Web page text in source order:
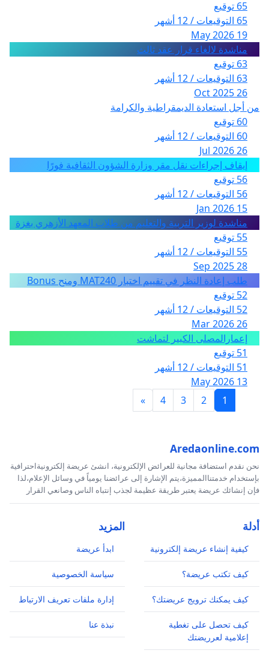
65 توقيع
65 التوقيعات / 12 أشهر
19 May 2026
مناشدة لالغاء قرار عقد ثالث
63 توقيع
63 التوقيعات / 12 أشهر
26 Oct 2025
من أجل استعادة الديمقراطية والكرامة
60 توقيع
60 التوقيعات / 12 أشهر
26 Jul 2026
إيقاف إجراءات نقل مقر وزارة الشؤون الثقافية فورًا
56 توقيع
56 التوقيعات / 12 أشهر
15 Jan 2026
مناشدة لوزير التربية والتعليم من طلاب المعهد الأزهري بغزة
55 توقيع
55 التوقيعات / 12 أشهر
28 Sep 2025
طلب إعادة النظر في تقييم اختبار MAT240 ومنح Bonus
52 توقيع
52 التوقيعات / 12 أشهر
26 Mar 2026
إعمارالمصلى الكبير لتماشت
51 توقيع
51 التوقيعات / 12 أشهر
13 May 2026
1
2
3
4
»
Aredaonline.com
نحن نقدم استضافة مجانية للعرائض الإلكترونية، انشئ عريضة إلكترونيةاحترافية
بإستخدام خدمتناالمميزة،يتم الإشارة إلى عرائضنا يومياً في وسائل الإعلام،لذا
فإن إنشائك عريضة يعتبر طريقة عظيمة لجذب إنتباه الناس وصانعي القرار
أدلة
كيفية إنشاء عريضة إلكترونية
كيف تكتب عريضة؟
كيف يمكنك ترويج عريضتك؟
كيف تحصل على تغطية
إعلامية لعرريضتك
المزيد
ابدأ عريضة
سياسة الخصوصية
إدارة ملفات تعريف الارتباط
نبذة عنا